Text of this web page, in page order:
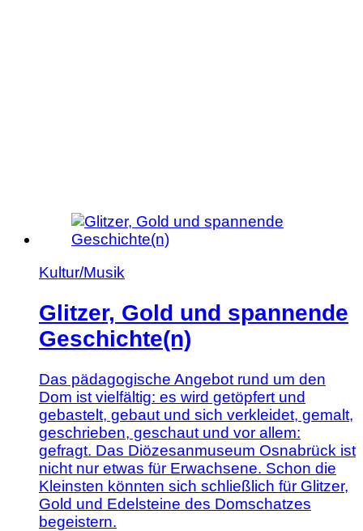
Kultur/Musik
Glitzer, Gold und spannende
Geschichte(n)
Das pädagogische Angebot rund um den
Dom ist vielfältig: es wird getöpfert und
gebastelt, gebaut und sich verkleidet, gemalt,
geschrieben, geschaut und vor allem:
gefragt. Das Diözesanmuseum Osnabrück ist
nicht nur etwas für Erwachsene. Schon die
Kleinsten könnten sich schließlich für Glitzer,
Gold und Edelsteine des Domschatzes
begeistern.